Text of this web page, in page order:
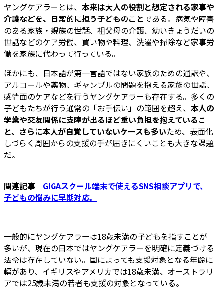
ヤングケアラーとは、 本来は大人の役割と想定される家事や
介護などを、日常的に担う子どものことである。病気や障害
のある家族・親族の世話、祖父母の介護、幼いきょうだいの
世話などのケア労働、買い物や料理、洗濯や掃除など家事労
働を家族に代わって行っている。
ほかにも、日本語が第一言語ではない家族のための通訳や、
アルコールや薬物、ギャンブルの問題を抱える家族の世話、
感情面のケアなどを行うヤングケアラーも存在する。多くの
子どもたちが行う通常の「お手伝い」の範囲を超え、 本人の
学業や交友関係に支障が出るほど重い負担を抱えているこ
と、さらに本人が自覚していないケースも多いため、表面化
しづらく周囲からの支援の手が届きにくいことも大きな課題
だ。
関連記事｜ GIGAスクール端末で使えるSNS相談アプリで、
子どもの悩みに早期対応。
一般的にヤングケアラーは18歳未満の子どもを指すことが
多いが、現在の日本ではヤングケアラーを明確に定義づける
法令は存在していない。国によっても支援対象となる年齢に
幅があり、イギリスやアメリカでは18歳未満、オーストラリ
アでは25歳未満の若者も支援の対象となっている。